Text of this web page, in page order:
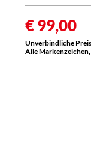
€ 99,00
Unverbindliche
Alle